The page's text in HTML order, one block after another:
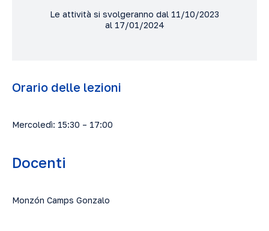
Le attività si svolgeranno dal 11/10/2023
al 17/01/2024
Orario delle lezioni
Mercoledì: 15:30 – 17:00
Docenti
Monzón Camps Gonzalo